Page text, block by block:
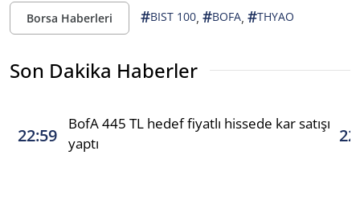
Borsa Haberleri #BIST 100, #BOFA, #THYAO
Son Dakika Haberler
22:59
BofA 445 TL hedef fiyatlı hissede kar satışı
yaptı